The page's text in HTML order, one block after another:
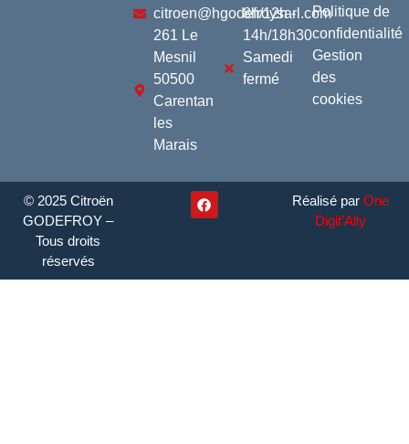
citroen@hgodefroysarl.com
261 Le
Mesnil
50500
Carentan
les
Marais
8h/12h -
14h/18h30
Samedi
fermé
Politique de
confidentialité
Gestion
des
cookies
© 2025 Citroën
GODEFROY –
Tous droits
réservés
Réalisé parOne
Digit’Ally